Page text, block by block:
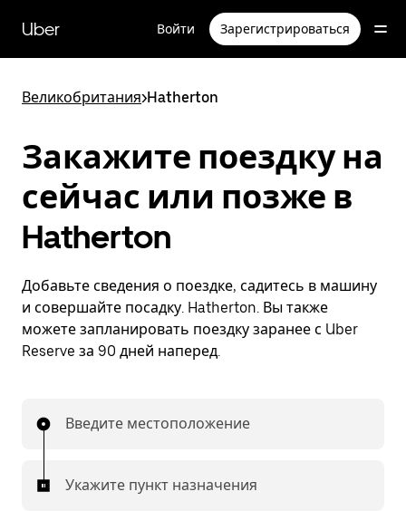
перейти
к
содержимому
Uber Войти Зарегистрироваться
Великобритания>Hatherton
Закажите поездку на
сейчас или позже в
Hatherton
Добавьте сведения о поездке, садитесь в машину
и совершайте посадку. Hatherton. Вы также
можете запланировать поездку заранее с Uber
Reserve за 90 дней наперед.
Введите местоположение
Укажите пункт назначения